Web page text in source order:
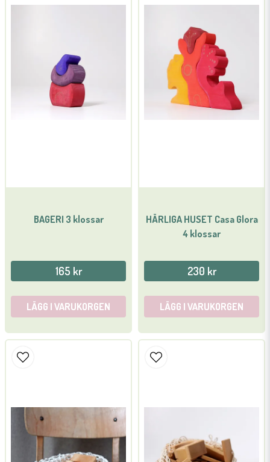
Mejladress
Ja, ni får publicera min fråga
BAGERI 3 klossar
165 kr
LÄGG I VARUKORGEN
HÄRLIGA HUSET Casa Glora
4 klossar
230 kr
LÄGG I VARUKORGEN